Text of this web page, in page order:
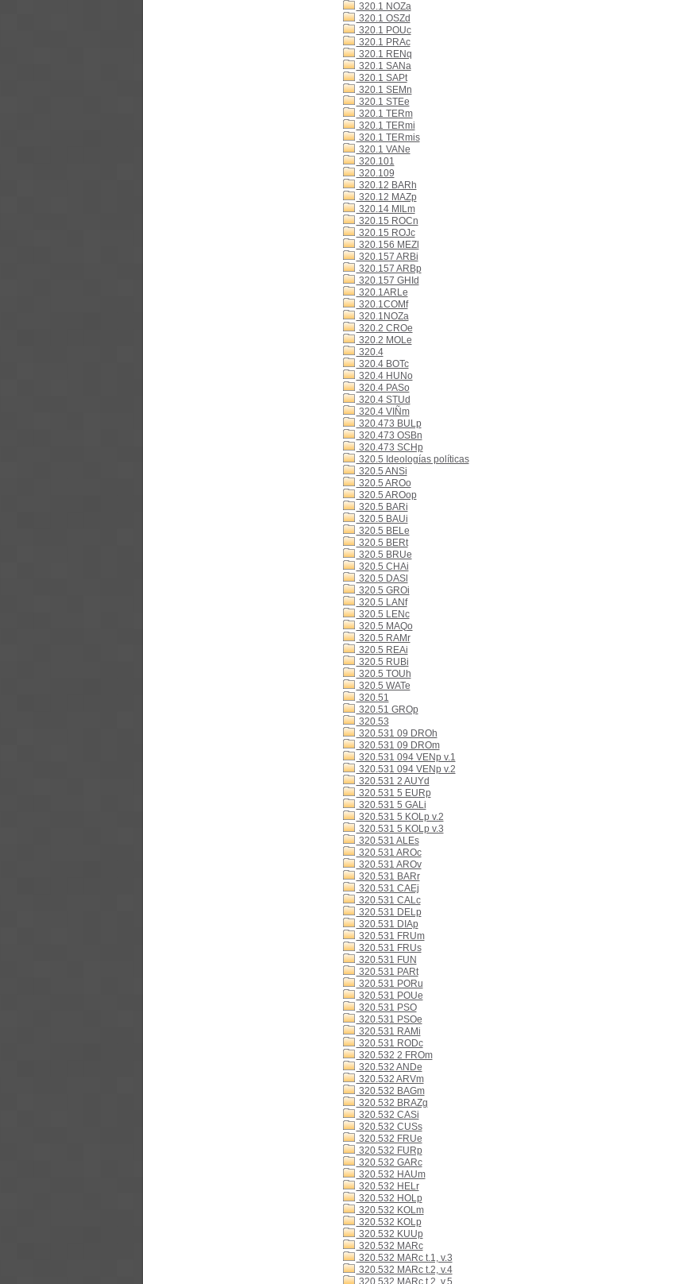
320.1 NOZa
320.1 OSZd
320.1 POUc
320.1 PRAc
320.1 RENq
320.1 SANa
320.1 SAPt
320.1 SEMn
320.1 STEe
320.1 TERm
320.1 TERmi
320.1 TERmis
320.1 VANe
320.101
320.109
320.12 BARh
320.12 MAZp
320.14 MILm
320.15 ROCn
320.15 ROJc
320.156 MEZl
320.157 ARBi
320.157 ARBp
320.157 GHId
320.1ARLe
320.1COMf
320.1NOZa
320.2 CROe
320.2 MOLe
320.4
320.4 BOTc
320.4 HUNo
320.4 PASo
320.4 STUd
320.4 VIÑm
320.473 BULp
320.473 OSBn
320.473 SCHp
320.5 Ideologías políticas
320.5 ANSi
320.5 AROo
320.5 AROop
320.5 BARi
320.5 BAUi
320.5 BELe
320.5 BERt
320.5 BRUe
320.5 CHAi
320.5 DASl
320.5 GROi
320.5 LANf
320.5 LENc
320.5 MAQo
320.5 RAMr
320.5 REAi
320.5 RUBi
320.5 TOUh
320.5 WATe
320.51
320.51 GROp
320.53
320.531 09 DROh
320.531 09 DROm
320.531 094 VENp v.1
320.531 094 VENp v.2
320.531 2 AUYd
320.531 5 EURp
320.531 5 GALi
320.531 5 KOLp v.2
320.531 5 KOLp v.3
320.531 ALEs
320.531 AROc
320.531 AROv
320.531 BARr
320.531 CAEj
320.531 CALc
320.531 DELp
320.531 DIAp
320.531 FRUm
320.531 FRUs
320.531 FUN
320.531 PARt
320.531 PORu
320.531 POUe
320.531 PSO
320.531 PSOe
320.531 RAMi
320.531 RODc
320.532 2 FROm
320.532 ANDe
320.532 ARVm
320.532 BAGm
320.532 BRAZg
320.532 CASi
320.532 CUSs
320.532 FRUe
320.532 FURp
320.532 GARc
320.532 HAUm
320.532 HELr
320.532 HOLp
320.532 KOLm
320.532 KOLp
320.532 KUUp
320.532 MARc
320.532 MARc t.1, v.3
320.532 MARc t.2, v.4
320.532 MARc t.2, v.5